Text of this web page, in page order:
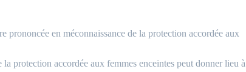
en méconnaissance de la protection accordée aux
protection accordée aux femmes enceintes peut donner lieu à